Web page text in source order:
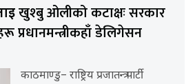
खुश्बु ओलीको कटाक्षः सरकार
प्रधानमन्त्रीकहाँ डेलिगेसन
काठमाण्डु– राष्ट्रिय प्रजातन्त्र पार्टी